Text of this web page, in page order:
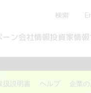
検索
ン会社情報投資家情報
扱説明書 ヘルプ 企業